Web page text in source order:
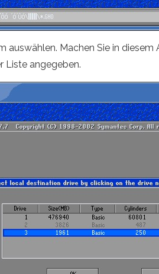
auswählen. Machen Sie in
Liste angegeben.